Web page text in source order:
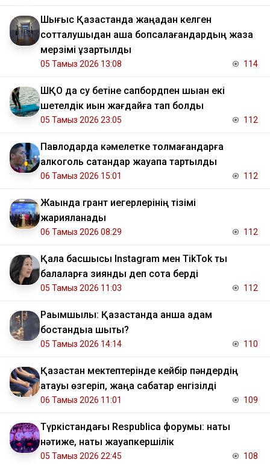
Шығыс Қазақстанда жаңадан келген
сотталушыдан ақша бопсалағандардың жаза
мерзімі ұзартылды
05 Тамыз 2026 13:08 114
ШҚО да су бетіне сапбордпен шыққан екі
шетелдік қиын жағдайға тап болды
05 Тамыз 2026 23:05 112
Павлодарда кәмелетке толмағандарға
алкоголь сатқандар жауапқа тартылды
06 Тамыз 2026 15:01 112
Жақында грант иегерлерінің тізімі
жарияланады
06 Тамыз 2026 08:29 112
Қала басшысы Instagram мен TikTok ты
балаларға зиянды деп сотқа берді
05 Тамыз 2026 11:03 112
Рақымшылық: Қазақстанда қанша адам
бостандыққа шықты?
05 Тамыз 2026 14:14 110
Қазақстан мектептерінде кейбір пәндердің
атауы өзгеріп, жаңа сабақтар енгізілді
06 Тамыз 2026 11:01 109
Түркістандағы Respublica форумы: нақты
нәтиже, нақты жауапкершілік
05 Тамыз 2026 22:45 108